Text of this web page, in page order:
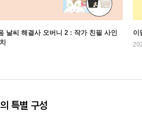
날씨 해결사 오버니 2 : 작가 친필 사인
이
특별 구성